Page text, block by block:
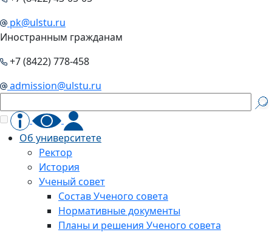
pk@ulstu.ru
Иностранным гражданам
+7 (8422) 778-458
admission@ulstu.ru
Об университете
Ректор
История
Ученый совет
Состав Ученого совета
Нормативные документы
Планы и решения Ученого совета